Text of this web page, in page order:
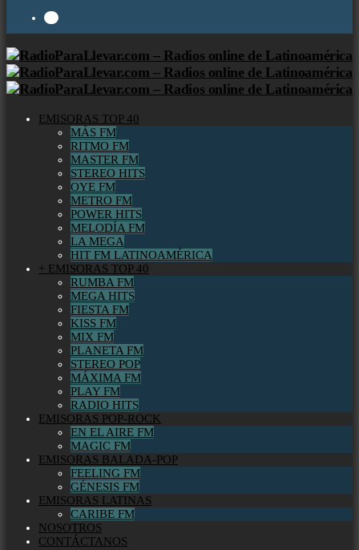
EMISORAS TOP 40
MÁS FM
RITMO FM
MASTER FM
STEREO HITS
OYE FM
METRO FM
POWER HITS
MELODÍA FM
LA MEGA
HIT FM LATINOAMÉRICA
+ EMISORAS TOP 40
RUMBA FM
MEGA HITS
FIESTA FM
KISS FM
MIX FM
PLANETA FM
STEREO POP
MÁXIMA FM
PLAY FM
RADIO HITS
EMISORAS POP-ROCK
EN EL AIRE FM
MAGIC FM
EMISORAS BALADA-POP
FEELING FM
GÉNESIS FM
EMISORAS LATINAS
CARIBE FM
NOSOTROS
CONTÁCTANOS